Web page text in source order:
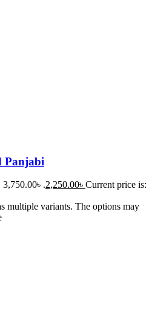
Panjabi
.2,250.00৳ Current price is:
multiple variants. The options may